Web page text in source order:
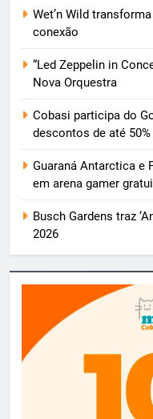
Wet’n Wild
conexão
“Led Zeppelin in
Nova Orquestra
Cobasi participa do
descontos de até 50%
Guaraná Antarctica e
em arena gamer
Busch Gardens traz
2026